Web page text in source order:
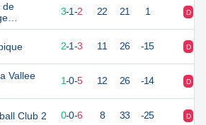
de
3
Vallee
Club 2
3-1-2 22 21 1 D
6 2-1-3 11 26 -15 D
2 1-0-5 12 26 -14 D
-1 7 0-0-6 8 33 -25 D